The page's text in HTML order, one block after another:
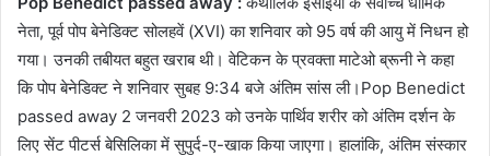
नेता, पूर्व पोप बेनेडिक्ट सोलहवें (XVI) का शनिवार को 95 वर्ष की आयु में निधन हो
गया। उनकी तबीयत बहुत खराब थी। वेटिकन के प्रवक्ता माटेओ ब्रूनी ने कहा
कि पोप बेनेडिक्ट ने शनिवार सुबह 9:34 बजे अंतिम सांस ली।Pop Benedict
passed away 2 जनवरी 2023 को उनके पार्थिव शरीर को अंतिम दर्शन के
लिए सेंट पीटर्स बेसिलिका में सुपुर्द-ए-खाक किया जाएगा। हालांकि, अंतिम संस्कार